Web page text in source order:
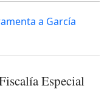
a García
Especial